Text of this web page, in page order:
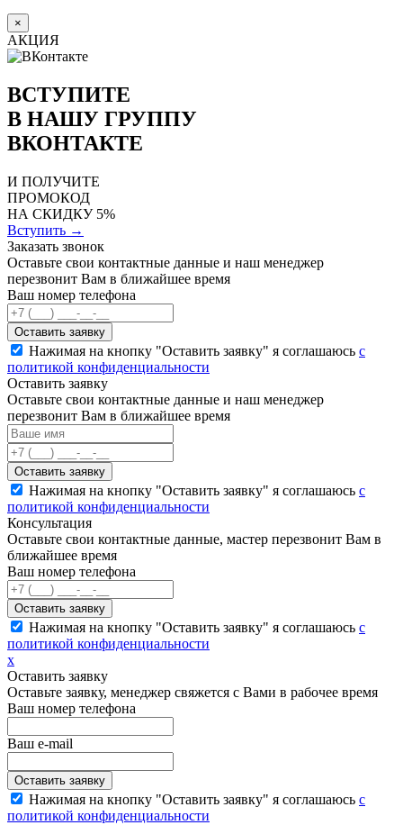
×
АКЦИЯ
ВСТУПИТЕ
В НАШУ ГРУППУ
ВКОНТАКТЕ
И ПОЛУЧИТЕ
ПРОМОКОД
НА СКИДКУ 5%
Вступить →
Заказать звонок
Оставьте свои контактные данные и наш менеджер
перезвонит Вам в ближайшее время
Ваш номер телефона
Нажимая на кнопку "Оставить заявку" я соглашаюсь с
политикой конфиденциальности
Оставить заявку
Оставьте свои контактные данные и наш менеджер
перезвонит Вам в ближайшее время
Нажимая на кнопку "Оставить заявку" я соглашаюсь с
политикой конфиденциальности
Консультация
Оставьте свои контактные данные, мастер перезвонит Вам в
ближайшее время
Ваш номер телефона
Нажимая на кнопку "Оставить заявку" я соглашаюсь с
политикой конфиденциальности
х
Оставить заявку
Оставьте заявку, менеджер свяжется с Вами в рабочее время
Ваш номер телефона
Ваш e-mail
Нажимая на кнопку "Оставить заявку" я соглашаюсь с
политикой конфиденциальности